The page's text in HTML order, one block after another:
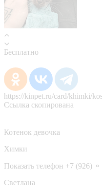
Бесплатно
https://kinpet.ru/card/khimki/
Ссылка скопирована
Котенок девочка
Химки
Показать телефон +7 (926)
Светлана